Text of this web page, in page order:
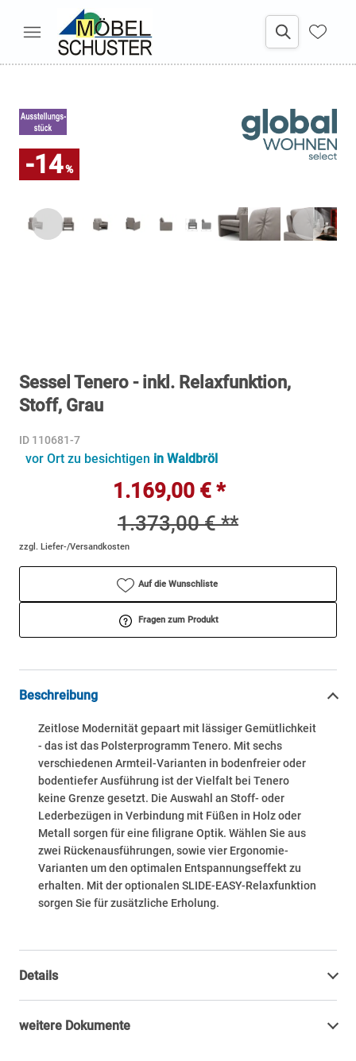
-14%
Sessel Tenero - inkl. Relaxfunktion,
Stoff, Grau
ID 110681-7
vor Ort zu besichtigen in Waldbröl
1.169,00 € *
1.373,00 € **
zzgl. Liefer-/Versandkosten
Auf die Wunschliste
Fragen zum Produkt
Beschreibung
Zeitlose Modernität gepaart mit lässiger Gemütlichkeit
- das ist das Polsterprogramm Tenero. Mit sechs
verschiedenen Armteil-Varianten in bodenfreier oder
bodentiefer Ausführung ist der Vielfalt bei Tenero
keine Grenze gesetzt. Die Auswahl an Stoff- oder
Lederbezügen in Verbindung mit Füßen in Holz oder
Metall sorgen für eine filigrane Optik. Wählen Sie aus
zwei Rückenausführungen, sowie vier Ergonomie-
Varianten um den optimalen Entspannungseffekt zu
erhalten. Mit der optionalen SLIDE-EASY-Relaxfunktion
sorgen Sie für zusätzliche Erholung.
Details
weitere Dokumente